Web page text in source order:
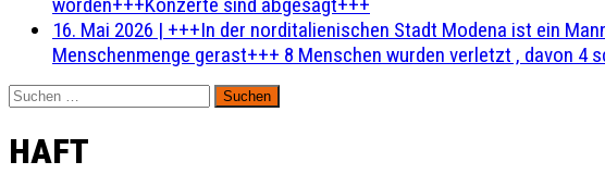
16. Mai 2026 | +++In der norditalienischen Stadt Modena ist ein
Menschenmenge gerast+++ 8 Menschen wurden verletzt , davon 4
Suchen
nach:
HAFT